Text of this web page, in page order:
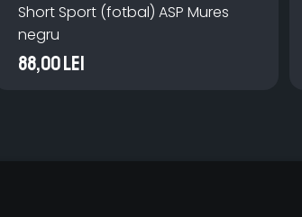
Short Sport (fotbal) ASP Mures
negru
88,00 Lei